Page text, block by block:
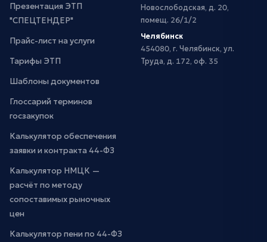
Презентация ЭТП
"СПЕЦТЕНДЕР"
Прайс-лист на услуги
Тарифы ЭТП
Шаблоны документов
Глоссарий терминов
госзакупок
Калькулятор обеспечения
заявки и контракта 44-ФЗ
Калькулятор НМЦК —
расчёт по методу
сопоставимых рыночных
цен
Калькулятор пени по 44-ФЗ
Новослободская, д. 20,
помещ. 26/1/2
Челябинск
454080, г. Челябинск, ул.
Труда, д. 172, оф. 35